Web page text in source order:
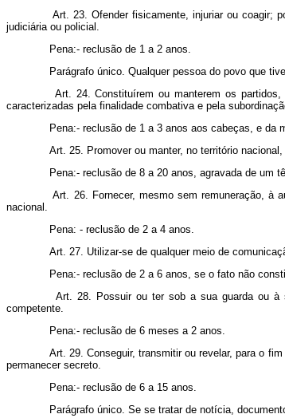
Art. 23. Ofender fisicamente, injuriar ou coagir;
judiciária ou policial.
Pena:- reclusão de 1 a 2 anos.
Parágrafo único. Qualquer pessoa do povo que
Art. 24. Constituírem ou manterem os
caracterizadas pela finalidade combativa e pela
Pena:- reclusão de 1 a 3 anos aos cabeças, e da
Art. 25. Promover ou manter, no território
Pena:- reclusão de 8 a 20 anos, agravada de um
Art. 26. Fornecer, mesmo sem remuneração, à
nacional.
Pena: - reclusão de 2 a 4 anos.
Art. 27. Utilizar-se de qualquer meio de
Pena:- reclusão de 2 a 6 anos, se o fato não
Art. 28. Possuir ou ter sob a sua guarda ou à
competente.
Pena:- reclusão de 6 meses a 2 anos.
Art. 29. Conseguir, transmitir ou revelar, para o
permanecer secreto.
Pena:- reclusão de 6 a 15 anos.
Parágrafo único. Se se tratar de notícia,